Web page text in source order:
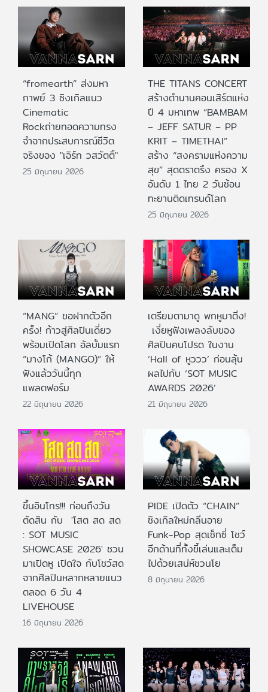
“fromearth” ส่งมหา
กาพย์ 3 ซิงเกิลแนว
Cinematic
Rockถ่ายทอดความทรง
จำจากประสบการณ์ชีวิต
จริงของ "เอิร์ท วสวัตติ์"
25 มิถุนายน 2026
THE TITANS CONCERT
สร้างตำนานคอนเสิร์ตแห่ง
ปี 4 มหาเทพ “BAMBAM
– JEFF SATUR – PP
KRIT – TIMETHAI”
สร้าง “สงครามแห่งความ
สุข” สุดตราตรึง ครอง X
อันดับ 1 ไทย 2 วันซ้อน
ทะยานติดเทรนด์โลก
25 มิถุนายน 2026
“MANG” ขอฝากตัวอีก
ครั้ง! ก้าวสู่ศิลปินเดี่ยว
พร้อมเปิดโลก อัลบั้มแรก
“มางโก้ (MANGO)” ให้
ฟังแล้ววันนี้ทุก
แพลตฟอร์ม
22 มิถุนายน 2026
เตรียมตามาดู พกหูมาติ่ง!
เงี่ยหูฟังเพลงลับของ
ศิลปินคนโปรด ในงาน
‘Hall of หูววว’ ก่อนลุ้น
ผลไปกับ ‘SOT MUSIC
AWARDS 2026’
21 มิถุนายน 2026
ขึ้นอินโทร!!! ก่อนถึงวัน
ตัดสิน กับ 'โสต สด สด
: SOT MUSIC
SHOWCASE 2026' ชวน
มาเปิดหู เปิดใจ กับโชว์สด
จากศิลปินหลากหลายแนว
ตลอด 6 วัน 4
LIVEHOUSE
16 มิถุนายน 2026
PIDE เปิดตัว “CHAIN”
ซิงเกิลใหม่กลิ่นอาย
Funk-Pop สุดเซ็กซี่ โชว์
อีกด้านที่ทั้งขี้เล่นและเต็ม
ไปด้วยเสน่ห์ชวนโย
8 มิถุนายน 2026